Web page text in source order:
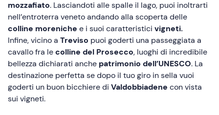
mozzafiato. Lasciandoti alle spalle il lago, puoi inoltrarti
nell’entroterra veneto andando alla scoperta delle
colline moreniche e i suoi caratteristici vigneti.
Infine, vicino a Treviso puoi goderti una passeggiata a
cavallo fra lecolline del Prosecco, luoghi di incredibile
bellezza dichiarati anche patrimonio dell’UNESCO. La
destinazione perfetta se dopo il tuo giro in sella vuoi
goderti un buon bicchiere di Valdobbiadene con vista
sui vigneti.